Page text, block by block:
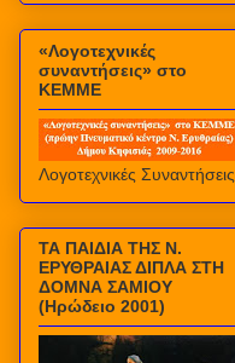
«Λογοτεχνικές
συναντήσεις» στο
ΚΕΜΜΕ
Λογοτεχνικές Συναντήσεις
ΤΑ ΠΑΙΔΙΑ ΤΗΣ Ν.
ΕΡΥΘΡΑΙΑΣ ΔΙΠΛΑ ΣΤΗ
ΔΟΜΝΑ ΣΑΜΙΟΥ
(Ηρώδειο 2001)